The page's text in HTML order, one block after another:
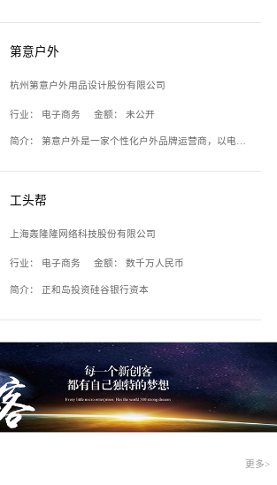
第意户外
杭州第意户外用品设计股份有限公司
行业： 电子商务 金额： 未公开
简介： 第意户外是一家个性化户外品牌运营商，以电子商务为主要载体，主要从事户外产品的设计、生产、销售业务，产品包含冲锋衣、户外鞋、户外背包等。
工头帮
上海轰隆隆网络科技股份有限公司
行业： 电子商务 金额： 数千万人民币
简介： 正和岛投资硅谷银行资本
更多>